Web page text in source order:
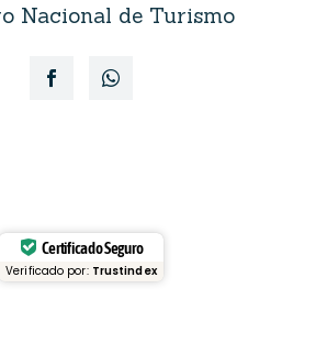
Nacional de Turismo
Certificado Seguro
Verificado por: Trustindex